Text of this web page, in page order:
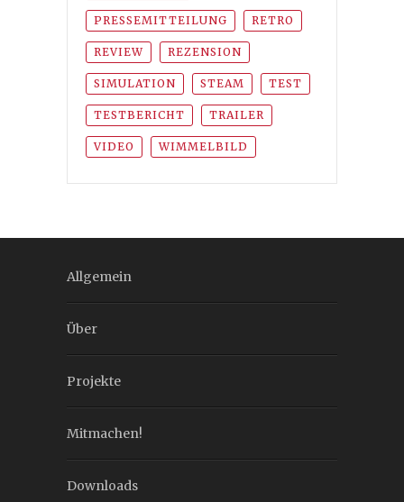
PRESSEMITTEILUNG RETRO
REVIEW REZENSION
SIMULATION STEAM TEST
TESTBERICHT TRAILER
VIDEO WIMMELBILD
Allgemein
Über
Projekte
Mitmachen!
Downloads